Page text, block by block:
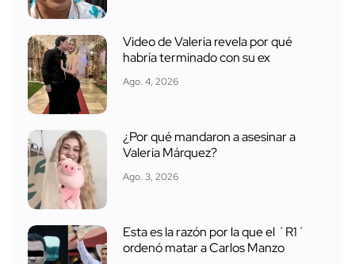
Video de Valeria revela por qué
habría terminado con su ex
Ago. 4, 2026
¿Por qué mandaron a asesinar a
Valeria Márquez?
Ago. 3, 2026
Esta es la razón por la que el ´R1´
ordenó matar a Carlos Manzo